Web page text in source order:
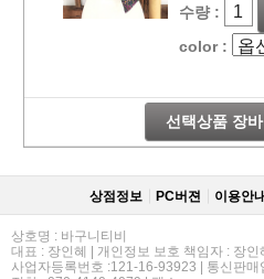
수량 :
color :
선택상품 장
상점정보 PC버젼 이용안
상호명 : 바구니티비
대표 : 장인혜 | 개인정보 보호 책임자 : 장인
사업자등록번호 :121-16-93923 | 통신판